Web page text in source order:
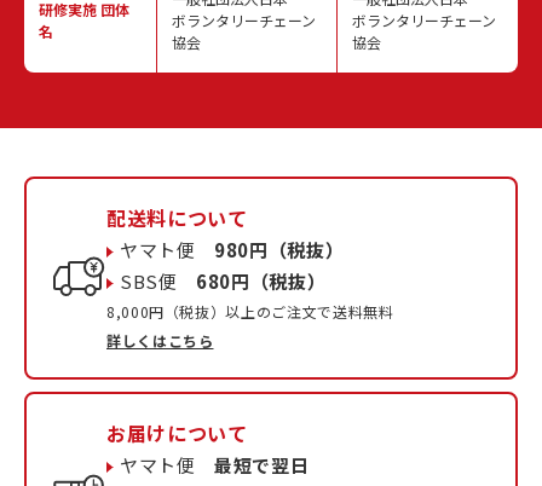
研修実施 団体
名
ボランタリーチェーン
協会
ボランタリーチェーン
協会
配送料について
ヤマト便 980円（税抜）
SBS便 680円（税抜）
8,000円（税抜）以上のご注文で送料無料
詳しくはこちら
お届けについて
ヤマト便最短で翌日